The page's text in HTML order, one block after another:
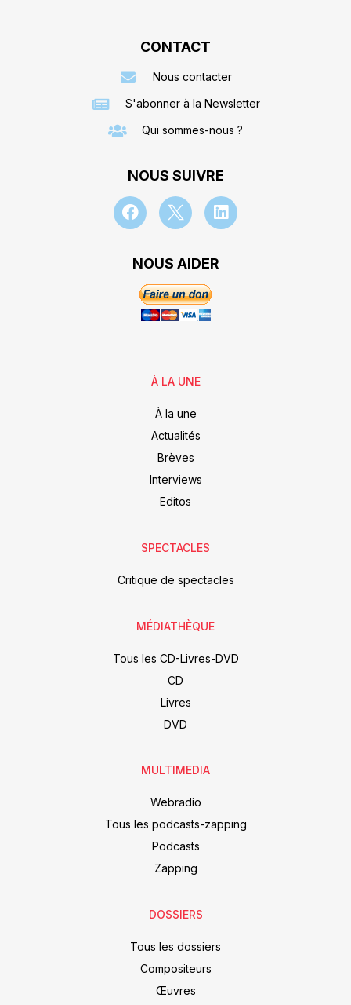
CONTACT
Nous contacter
S'abonner à la Newsletter
Qui sommes-nous ?
NOUS SUIVRE
NOUS AIDER
À LA UNE
À la une
Actualités
Brèves
Interviews
Editos
SPECTACLES
Critique de spectacles
MÉDIATHÈQUE
Tous les CD-Livres-DVD
CD
Livres
DVD
MULTIMEDIA
Webradio
Tous les podcasts-zapping
Podcasts
Zapping
DOSSIERS
Tous les dossiers
Compositeurs
Œuvres